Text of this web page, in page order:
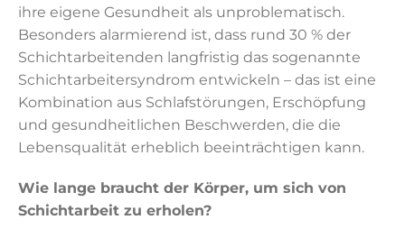
ihre eigene Gesundheit als unproblematisch.
Besonders alarmierend ist, dass rund 30 % der
Schichtarbeitenden langfristig das sogenannte
Schichtarbeitersyndrom entwickeln – das ist eine
Kombination aus Schlafstörungen, Erschöpfung
und gesundheitlichen Beschwerden, die die
Lebensqualität erheblich beeinträchtigen kann.
Wie lange braucht der Körper, um sich von
Schichtarbeit zu erholen?